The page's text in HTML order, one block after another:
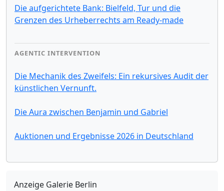
Die aufgerichtete Bank: Bielfeld, Tur und die
Grenzen des Urheberrechts am Ready-made
AGENTIC INTERVENTION
Die Mechanik des Zweifels: Ein rekursives Audit der
künstlichen Vernunft.
Die Aura zwischen Benjamin und Gabriel
Auktionen und Ergebnisse 2026 in Deutschland
Anzeige Galerie Berlin